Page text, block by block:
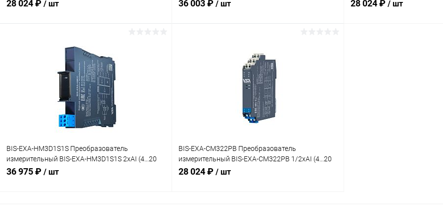
28 024 ₽ / шт
Сравнение
В наличии
36 003 ₽ / шт 28 024 ₽ / шт
BIS-EXA-HM3D1S1S Преобразователь
измерительный BIS-EXA-HM3D1S1S 2хAI (4...20
мА), HART
36 975 ₽ / шт
BIS-EXA-CM322PB Преобразователь
измерительный BIS-EXA-CM322PB 1/2хAI (4...20
мА)
28 024 ₽ / шт